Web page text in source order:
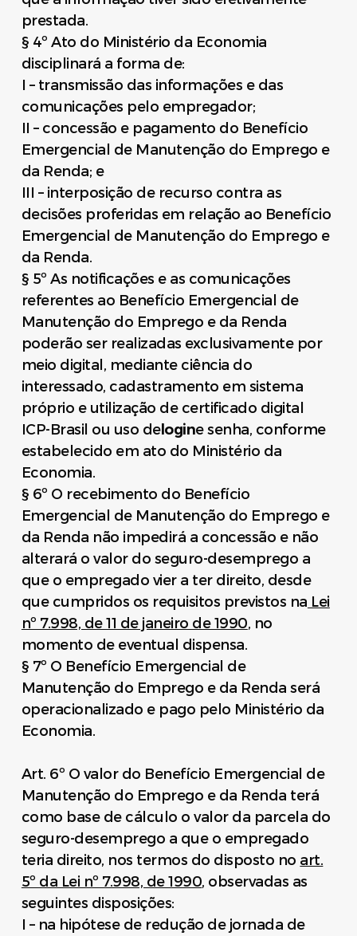
prestada.
§ 4º Ato do Ministério da Economia
disciplinará a forma de:
I – transmissão das informações e das
comunicações pelo empregador;
II – concessão e pagamento do Benefício
Emergencial de Manutenção do Emprego e
da Renda; e
III – interposição de recurso contra as
decisões proferidas em relação ao Benefício
Emergencial de Manutenção do Emprego e
da Renda.
§ 5º As notificações e as comunicações
referentes ao Benefício Emergencial de
Manutenção do Emprego e da Renda
poderão ser realizadas exclusivamente por
meio digital, mediante ciência do
interessado, cadastramento em sistema
próprio e utilização de certificado digital
ICP-Brasil ou uso delogine senha, conforme
estabelecido em ato do Ministério da
Economia.
§ 6º O recebimento do Benefício
Emergencial de Manutenção do Emprego e
da Renda não impedirá a concessão e não
alterará o valor do seguro-desemprego a
que o empregado vier a ter direito, desde
que cumpridos os requisitos previstos na Lei
nº 7.998, de 11 de janeiro de 1990, no
momento de eventual dispensa.
§ 7º O Benefício Emergencial de
Manutenção do Emprego e da Renda será
operacionalizado e pago pelo Ministério da
Economia.
Art. 6º O valor do Benefício Emergencial de
Manutenção do Emprego e da Renda terá
como base de cálculo o valor da parcela do
seguro-desemprego a que o empregado
teria direito, nos termos do disposto no art.
5º da Lei nº 7.998, de 1990, observadas as
seguintes disposições:
I – na hipótese de redução de jornada de